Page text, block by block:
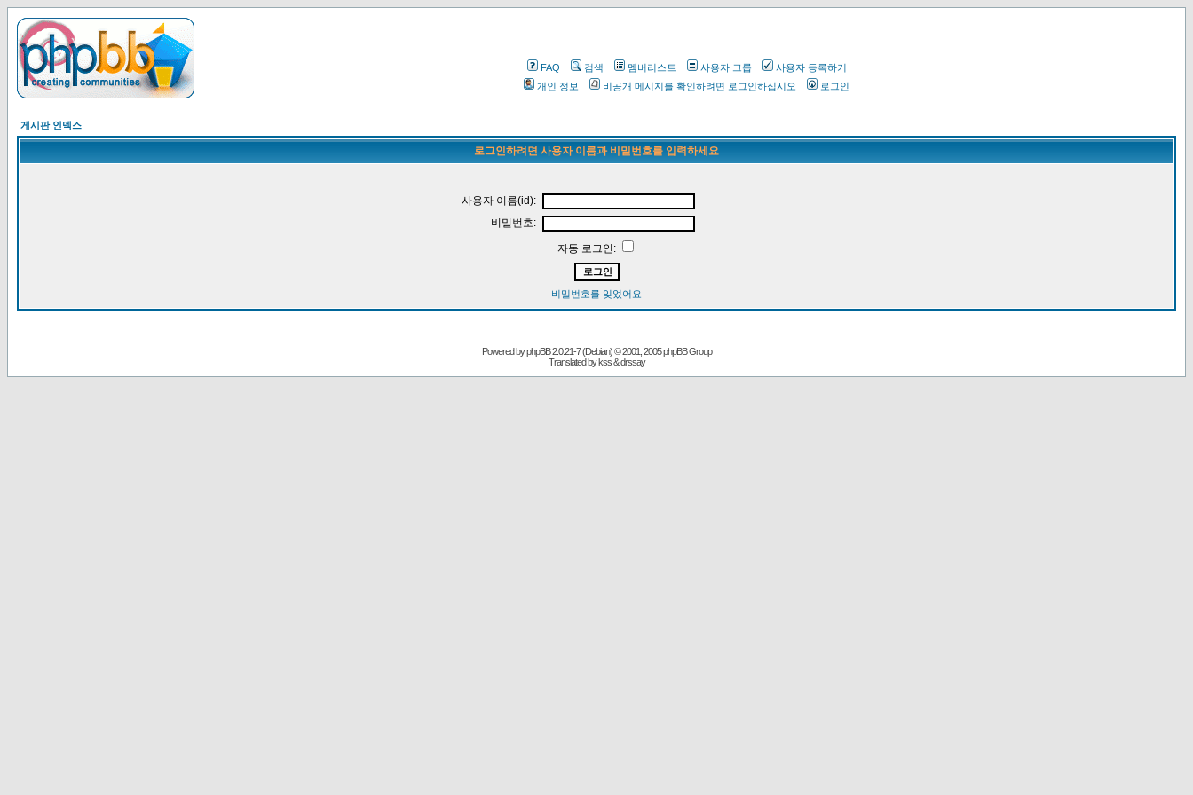
FAQ 검색 멤버리스트 사용자 그룹
사용자 등록하기
개인 정보
비공개 메시지를 확인하려면 로그인하십시오 로그인
게시판 인덱스
로그인하려면 사용자 이름과 비밀번호를 입력하세요
사용자 이름(id):
비밀번호:
자동 로그인:
비밀번호를 잊었어요
Powered byphpBB2.0.21-7 (Debian) © 2001, 2005 phpBB Group
Translated by kss & drssay